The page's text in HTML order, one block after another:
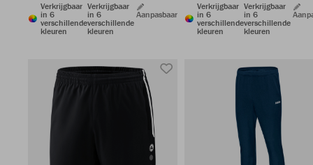
Verkrijgbaar
in 6
verschillende
kleuren
Verkrijgbaar
in 6
verschillende
kleuren
Aanpasbaar
Verkrijgbaar
in 6
verschillende
kleuren
Verkrijgbaar
in 6
verschillende
kleuren